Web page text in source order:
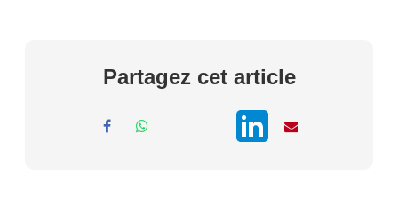
Partagez cet article